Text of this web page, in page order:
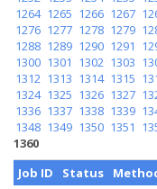
1264 1265 1266 1267
1276 1277 1278 1279
1288 1289 1290 1291
1300 1301 1302 1303
1312 1313 1314 1315
1324 1325 1326 1327
1336 1337 1338 1339
1348 1349 1350 1351
1360
Job ID
Status